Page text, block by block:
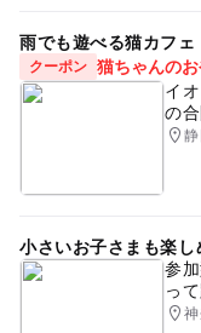
雨でも遊べる猫カフ
クーポン 猫ちゃんの
イ
の
小さいお子さまも楽
参
っ